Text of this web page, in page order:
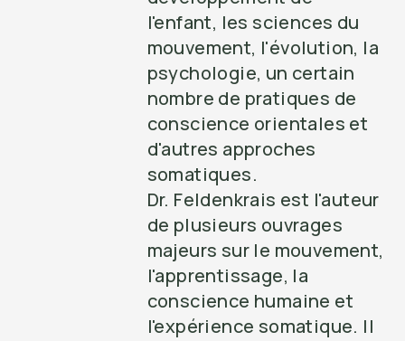
l'enfant, les sciences du
mouvement, l'évolution, la
psychologie, un certain
nombre de pratiques de
conscience orientales et
d'autres approches
somatiques.
Dr. Feldenkrais est l'auteur
de plusieurs ouvrages
majeurs sur le mouvement,
l'apprentissage, la
conscience humaine et
l'expérience somatique. Il